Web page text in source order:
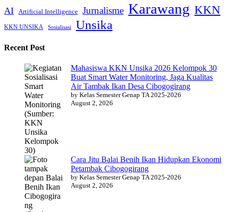
AI Artificial Intelligence Jurnalisme Karawang KKN
KKN UNSIKA Sosialisasi Unsika
Recent Post
Mahasiswa KKN Unsika 2026 Kelompok 30
Buat Smart Water Monitoring, Jaga Kualitas
Air Tambak Ikan Desa Cibogogirang
by Kelas Semester Genap TA 2025-2026
August 2, 2026
Cara Jitu Balai Benih Ikan Hidupkan Ekonomi
Petambak Cibogogirang
by Kelas Semester Genap TA 2025-2026
August 2, 2026